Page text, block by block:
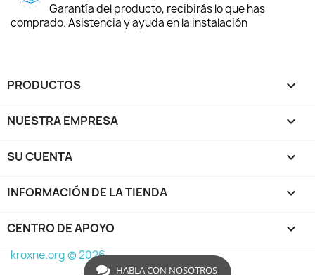
Garantía del producto, recibirás lo que has
comprado. Asistencia y ayuda en la instalación
PRODUCTOS 
NUESTRA EMPRESA 
SU CUENTA 
INFORMACIÓN DE LA TIENDA keyboard_arrow_down
CENTRO DE APOYO 
kroxne.org © 2026
HABLA CON NOSOTROS